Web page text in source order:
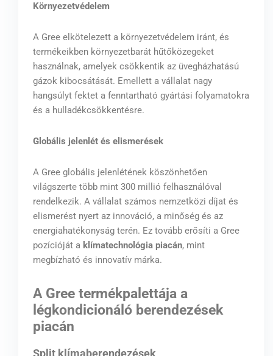
Környezetvédelem
A Gree elkötelezett a környezetvédelem iránt, és
termékeikben környezetbarát hűtőközegeket
használnak, amelyek csökkentik az üvegházhatású
gázok kibocsátását. Emellett a vállalat nagy
hangsúlyt fektet a fenntartható gyártási folyamatokra
és a hulladékcsökkentésre.
Globális jelenlét és elismerések
A Gree globális jelenlétének köszönhetően
világszerte több mint 300 millió felhasználóval
rendelkezik. A vállalat számos nemzetközi díjat és
elismerést nyert az innováció, a minőség és az
energiahatékonyság terén. Ez tovább erősíti a Gree
pozícióját a klímatechnológia piacán, mint
megbízható és innovatív márka.
A Gree termékpalettája a
légkondicionáló berendezések
piacán